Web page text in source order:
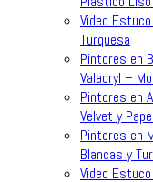
Video
Turquesa
Pintores en
Valacryl –
Pintores en
Velvet y
Pintores en
Blancas y
Video Estuco